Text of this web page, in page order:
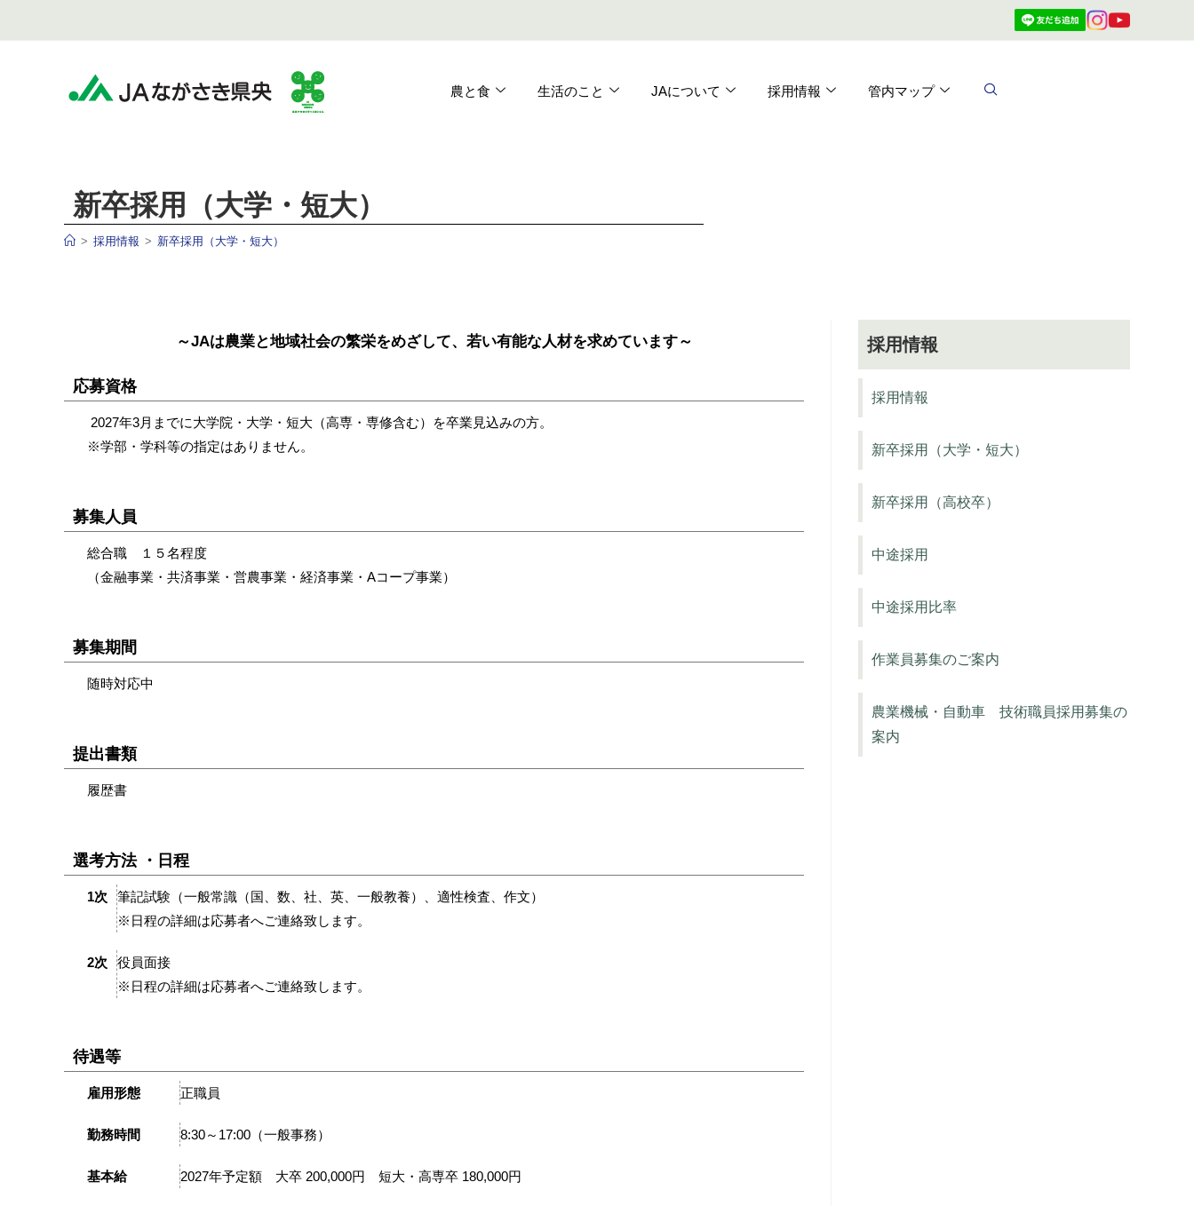
農と食 生活のこと JAについて 採用情報 管内マップ
新卒採用（大学・短大）
> 採用情報 > 新卒採用（大学・短大）
～JAは農業と地域社会の繁栄をめざして、若い有能な人材を求めています～
応募資格
2027年3月までに大学院・大学・短大（高専・専修含む）を卒業見込みの方。
※学部・学科等の指定はありません。
募集人員
総合職 １５名程度
（金融事業・共済事業・営農事業・経済事業・Aコープ事業）
募集期間
随時対応中
提出書類
履歴書
選考方法 ・日程
1次
筆記試験（一般常識（国、数、社、英、一般教養）、適性検査、作文）
※日程の詳細は応募者へご連絡致します。
2次
役員面接
※日程の詳細は応募者へご連絡致します。
待遇等
雇用形態 正職員
勤務時間 8:30～17:00（一般事務）
基本給 2027年予定額 大卒 200,000円 短大・高専卒 180,000円
採用情報
採用情報
新卒採用（大学・短大）
新卒採用（高校卒）
中途採用
中途採用比率
作業員募集のご案内
農業機械・自動車 技術職員採用募集の
案内